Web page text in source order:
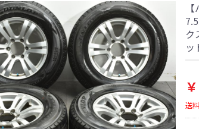
ク
ッ
￥
送